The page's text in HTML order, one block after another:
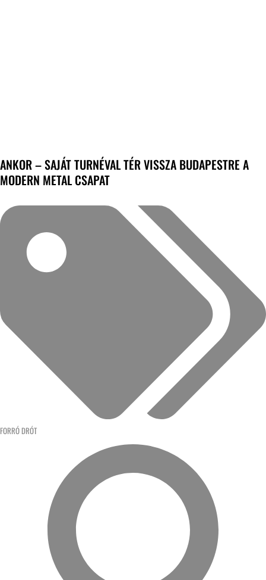
ANKOR – SAJÁT TURNÉVAL TÉR VISSZA BUDAPESTRE A
MODERN METAL CSAPAT
FORRÓ DRÓT